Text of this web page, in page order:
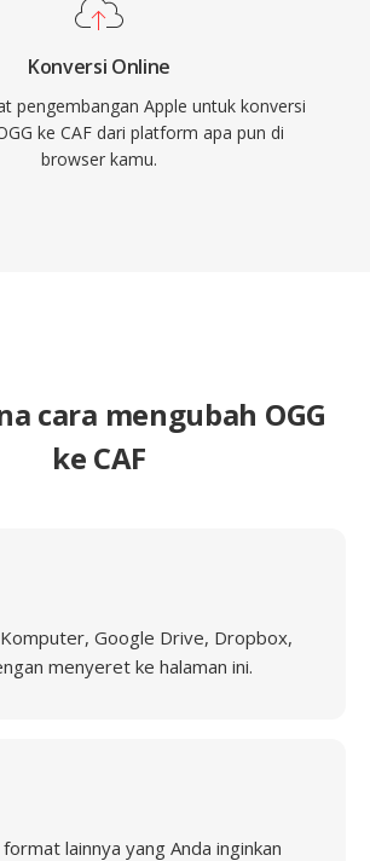
Konversi Online
pengembangan Apple untuk konversi
ke CAF dari platform apa pun di
browser kamu.
cara mengubah OGG
ke CAF
Google Drive, Dropbox,
menyeret ke halaman ini.
lainnya yang Anda inginkan